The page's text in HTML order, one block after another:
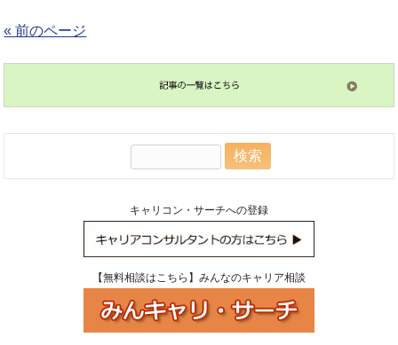
« 前のページ
キャリコン・サーチへの登録
【無料相談はこちら】みんなのキャリア相談